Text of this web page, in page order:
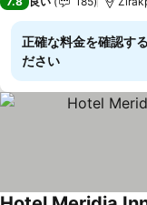
正確な料金を確認す
ださい